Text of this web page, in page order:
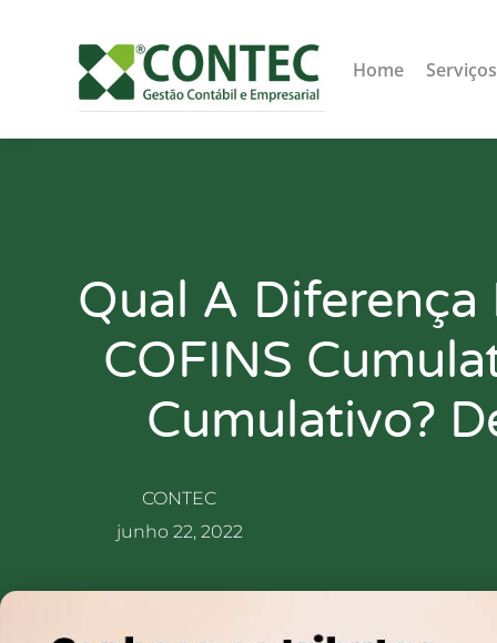
Home Serviços
Qual A Diferença
COFINS
Cumulativo?
CONTEC
junho 22, 2022